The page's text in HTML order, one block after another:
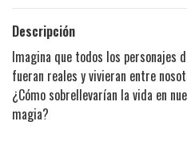
Descripción
Imagina que todos los personajes
fueran reales y vivieran entre
¿Cómo sobrellevarían la vida en
magia?